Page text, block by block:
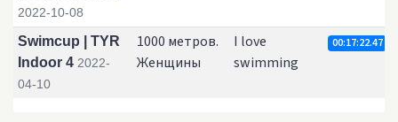
2022-10-08
Swimcup | TYR
Indoor 4 2022-
04-10
1000 метров.
Женщины
I love
swimming
00:17:22.47